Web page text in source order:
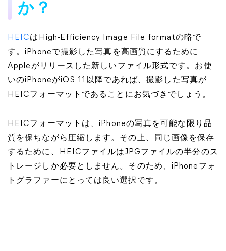
か？
HEICはHigh-Efficiency Image File formatの略で
す。iPhoneで撮影した写真を高画質にするために
Appleがリリースした新しいファイル形式です。お使
いのiPhoneがiOS 11以降であれば、撮影した写真が
HEICフォーマットであることにお気づきでしょう。
HEICフォーマットは、iPhoneの写真を可能な限り品
質を保ちながら圧縮します。その上、同じ画像を保存
するために、HEICファイルはJPGファイルの半分のス
トレージしか必要としません。そのため、iPhoneフォ
トグラファーにとっては良い選択です。